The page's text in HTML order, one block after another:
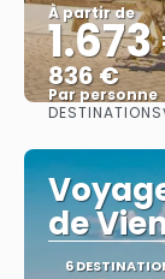
À partir de
836 €
Par personne
DESTINATIONS
de
6